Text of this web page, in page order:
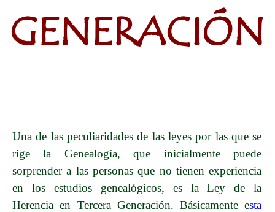
GENERACIÓN
Una de las peculiaridades de las leyes por las que se
rige la Genealogía, que inicialmente puede
sorprender a las personas que no tienen experiencia
en los estudios genealógicos, es la Ley de la
Herencia en Tercera Generación. Básicamente esta